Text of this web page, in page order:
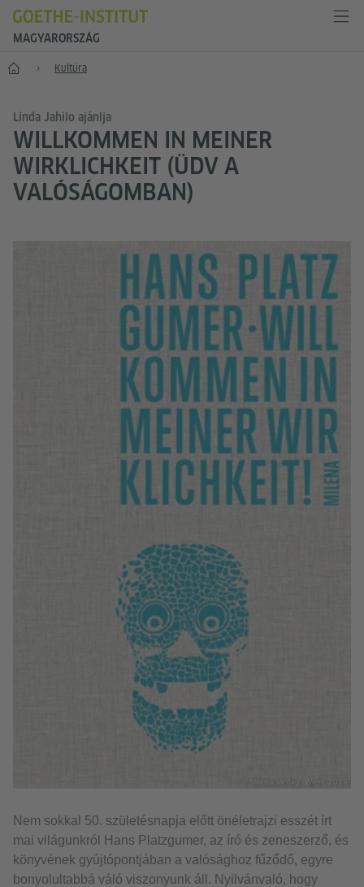
MAGYARORSZÁG
Főoldal Kultúra
Linda Jahilo ajánlja
WILLKOMMEN IN MEINER
WIRKLICHKEIT (ÜDV A
VALÓSÁGOMBAN)
© Milena Verlag, Wien, 2019
Nem sokkal 50. születésnapja előtt önéletrajzi esszét írt
mai világunkról Hans Platzgumer, az író és zeneszerző, és
könyvének gyújtópontjában a valósághoz fűződő, egyre
bonyolultabbá váló viszonyunk áll. Nyilvánvaló, hogy